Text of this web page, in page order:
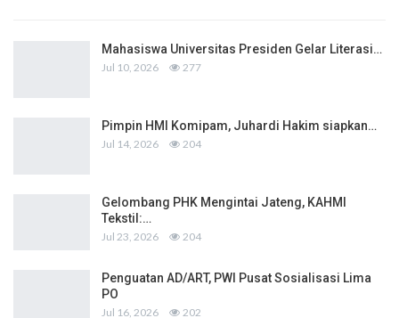
Mahasiswa Universitas Presiden Gelar Literasi…
Jul 10, 2026 277
Pimpin HMI Komipam, Juhardi Hakim siapkan…
Jul 14, 2026 204
Gelombang PHK Mengintai Jateng, KAHMI
Tekstil:…
Jul 23, 2026 204
Penguatan AD/ART, PWI Pusat Sosialisasi Lima
PO
Jul 16, 2026 202